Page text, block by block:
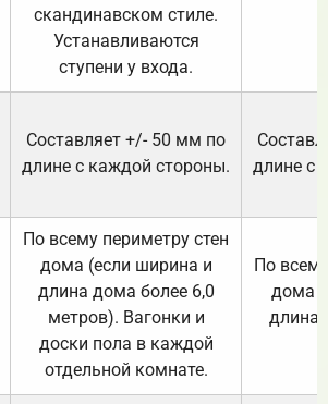
скандинавском стиле.
Устанавливаются
ступени у входа.
Составляет +/- 50 мм по
длине с каждой стороны.
длине с
По всему периметру стен
дома (если ширина и
длина дома более 6,0
метров). Вагонки и
доски пола в каждой
отдельной комнате.
По
дома
длина